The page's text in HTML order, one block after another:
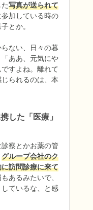
写真が送られて
加している時の
とか。
ない、日々の暮
ああ、元気にや
すよね。離れて
られるのは、本
した「医療」
察とかお薬の管
グループ会社のク
訪問診療に来て
あるみたいで、
ているな、と感